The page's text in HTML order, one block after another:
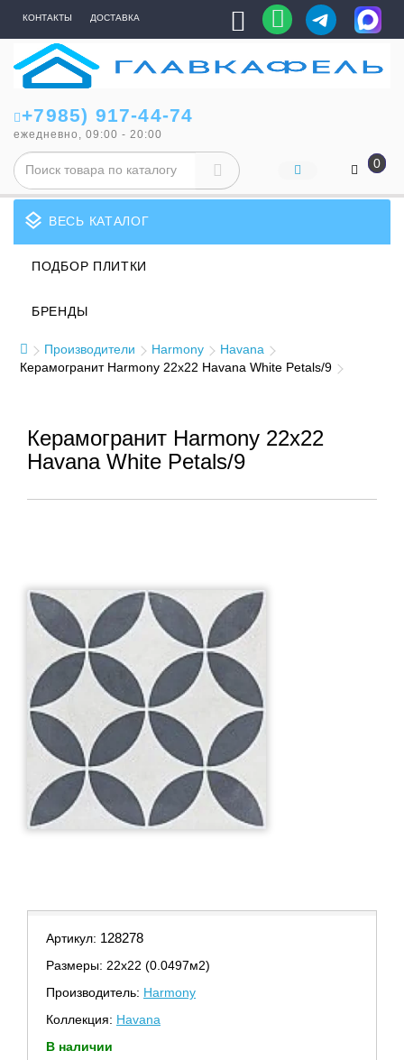
КОНТАКТЫ ДОСТАВКА
+7985) 917-44-74
ежедневно, 09:00 - 20:00
0
layers ВЕСЬ КАТАЛОГ
ПОДБОР ПЛИТКИ
БРЕНДЫ
Производители Harmony
Havana
Керамогранит Harmony 22x22 Havana White Petals/9
Керамогранит Harmony 22x22
Havana White Petals/9
Артикул: 128278
Размеры: 22х22 (0.0497м2)
Производитель: Harmony
Коллекция: Havana
В наличии